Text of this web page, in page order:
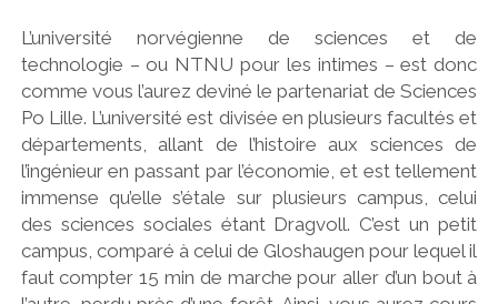
L’université norvégienne de sciences et de
technologie – ou NTNU pour les intimes – est donc
comme vous l’aurez deviné le partenariat de Sciences
Po Lille. L’université est divisée en plusieurs facultés et
départements, allant de l’histoire aux sciences de
l’ingénieur en passant par l’économie, et est tellement
immense qu’elle s’étale sur plusieurs campus, celui
des sciences sociales étant Dragvoll. C’est un petit
campus, comparé à celui de Gloshaugen pour lequel il
faut compter 15 min de marche pour aller d’un bout à